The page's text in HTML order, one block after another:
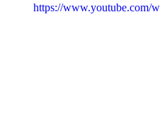
https://www.youtube.com/